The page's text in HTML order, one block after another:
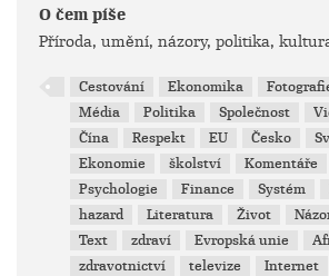
O čem píše
Příroda, umění, názory, politika,
Cestování Ekonomika
Média
Politika Společnost
Čína
Respekt EU Česko
Ekonomie
školství Komentáře
Psychologie
Finance Systém
hazard
Literatura Život
Text
zdraví Evropská unie
zdravotnictví
televize Internet